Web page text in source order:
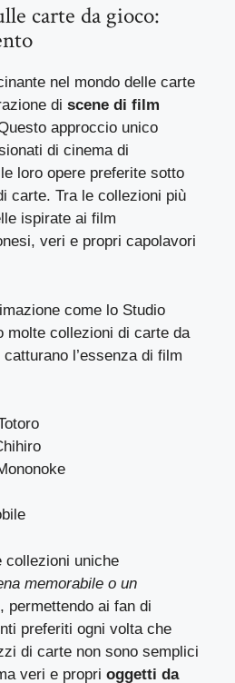
carte da gioco:
nel mondo delle carte
di scene di film
approccio unico
di cinema di
loro opere preferite sotto
carte. Tra le collezioni più
ispirate ai film
veri e propri capolavori
come lo Studio
molte collezioni di carte da
l’essenza di film
collezioni uniche
memorabile o un
, permettendo ai fan di
preferiti ogni volta che
di carte non sono semplici
veri e propri oggetti da